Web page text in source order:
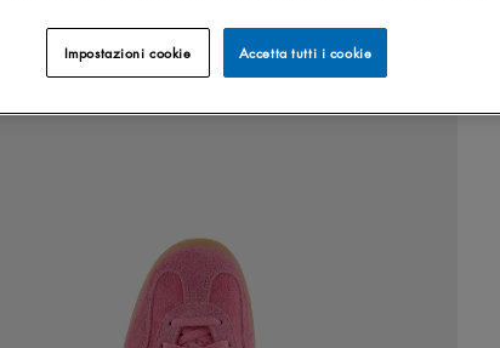
Accetta tutti i cookie
Impostazioni cookie